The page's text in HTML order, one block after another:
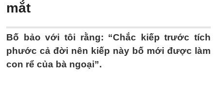
mắt
Bố bảo với tôi rằng: “Chắc kiếp trước tích
phước cả đời nên kiếp này bố mới được làm
con rể của bà ngoại”.